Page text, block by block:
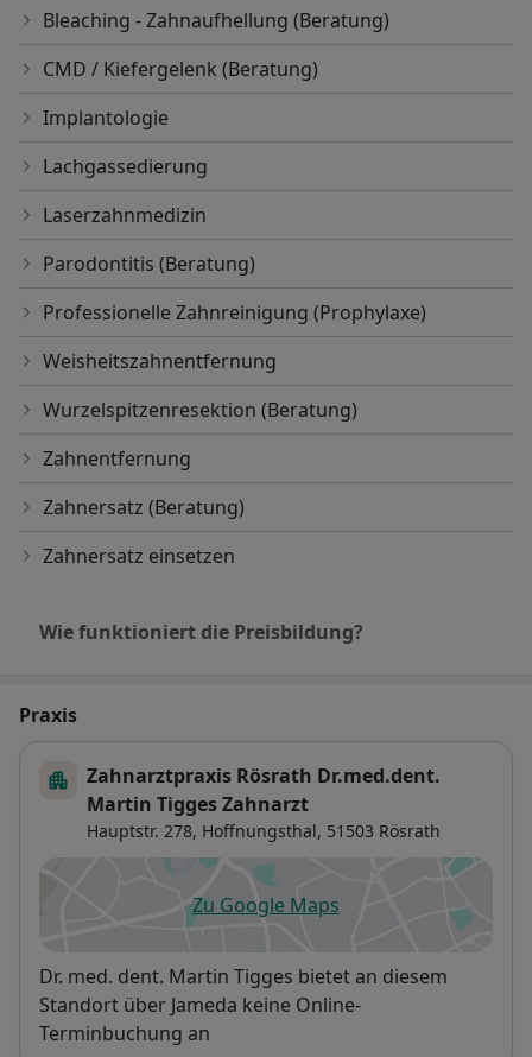
Bleaching - Zahnaufhellung (Beratung)
CMD / Kiefergelenk (Beratung)
Implantologie
Lachgassedierung
Laserzahnmedizin
Parodontitis (Beratung)
Professionelle Zahnreinigung (Prophylaxe)
Weisheitszahnentfernung
Wurzelspitzenresektion (Beratung)
Zahnentfernung
Zahnersatz (Beratung)
Zahnersatz einsetzen
Wie funktioniert die Preisbildung?
Praxis
Zahnarztpraxis Rösrath Dr.med.dent.
Martin Tigges Zahnarzt
Hauptstr. 278, Hoffnungsthal, 51503 Rösrath
Zu Google Mapsöffnet in einer neuen
Verfügbarkeit
Dr. med. dent. Martin Tigges bietet an diesem
Standort über Jameda keine Online-
Terminbuchung an